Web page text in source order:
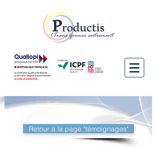
Retour à la page "témoignages"